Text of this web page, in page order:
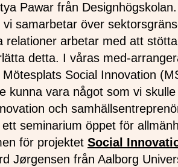
Pawar från Designhögskolan.
samarbetar över
arbetar med att
detta. I våras med-
Social Innovation
vara något som vi
och
seminarium öppet för
för projektet Social
Jørgensen från Aalborg